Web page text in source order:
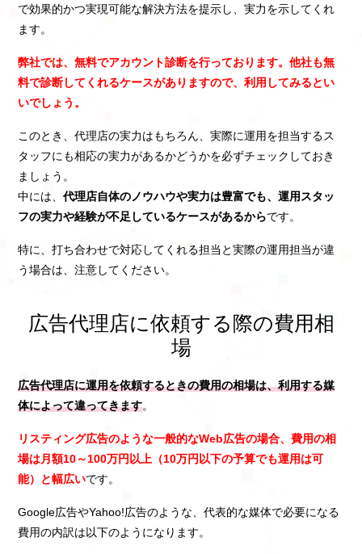
で効果的かつ実現可能な解決方法を提示し、実力を示してくれ
ます。
弊社では、無料でアカウント診断を行っております。他社も無
料で診断してくれるケースがありますので、利用してみるとい
いでしょう。
このとき、代理店の実力はもちろん、実際に運用を担当するス
タッフにも相応の実力があるかどうかを必ずチェックしておき
ましょう。
中には、代理店自体のノウハウや実力は豊富でも、運用スタッ
フの実力や経験が不足しているケースがあるからです。
特に、打ち合わせで対応してくれる担当と実際の運用担当が違
う場合は、注意してください。
広告代理店に依頼する際の費用相
場
広告代理店に運用を依頼するときの費用の相場は、利用する媒
体によって違ってきます。
リスティング広告のような一般的なWeb広告の場合、費用の相
場は月額10～100万円以上（10万円以下の予算でも運用は可
能）と幅広いです。
Google広告やYahoo!広告のような、代表的な媒体で必要になる
費用の内訳は以下のようになります。